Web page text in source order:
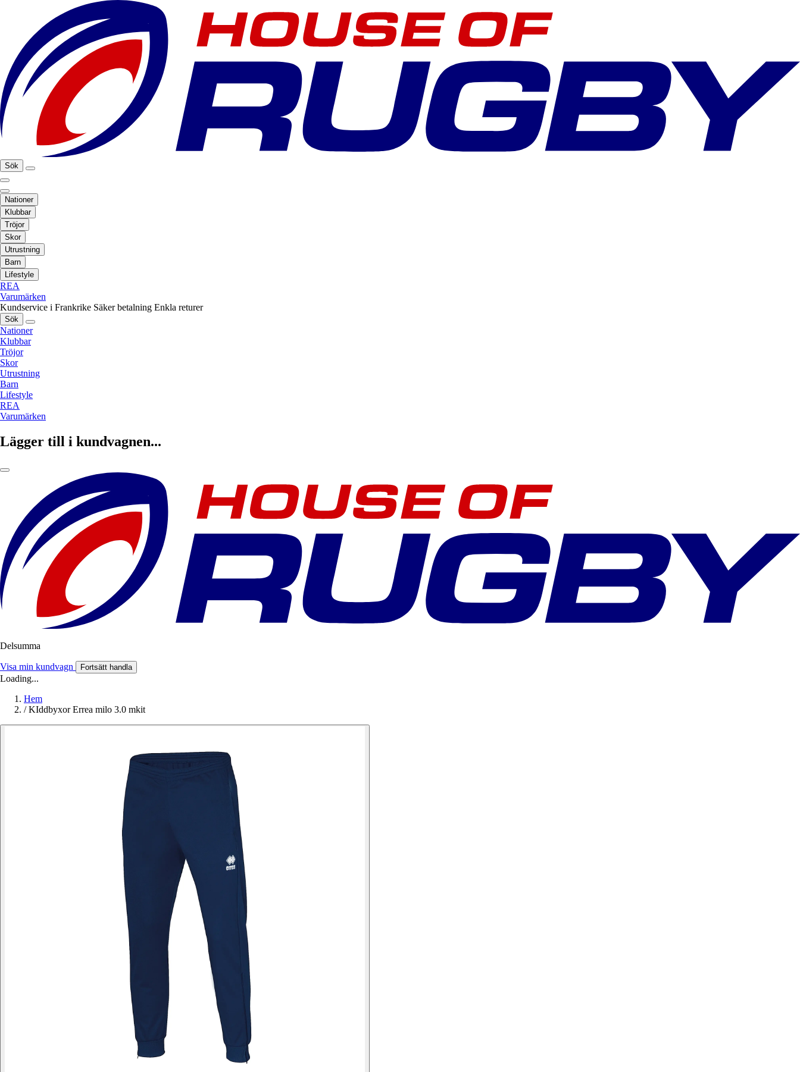
Sök
Nationer
Klubbar
Tröjor
Skor
Utrustning
Barn
Lifestyle
REA
Varumärken
Kundservice i Frankrike Säker betalning Enkla returer
Sök
Nationer
Klubbar
Tröjor
Skor
Utrustning
Barn
Lifestyle
REA
Varumärken
Lägger till i kundvagnen...
Delsumma
Visa min kundvagn Fortsätt handla
Loading...
Hem
/ KIddbyxor Errea milo 3.0 mkit